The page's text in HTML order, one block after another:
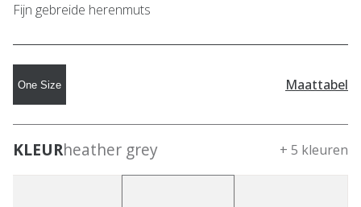
Fijn gebreide herenmuts
One Size Maattabel
KLEURheather grey + 5 kleuren